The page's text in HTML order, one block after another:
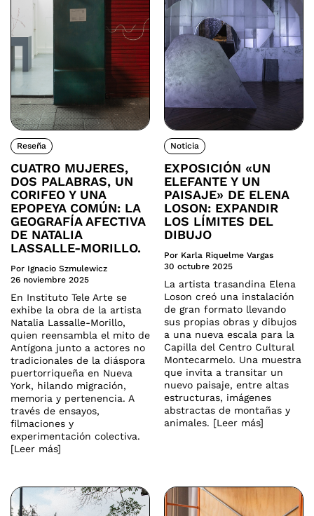
Reseña
CUATRO MUJERES,
DOS PALABRAS, UN
CORIFEO Y UNA
EPOPEYA COMÚN: LA
GEOGRAFÍA AFECTIVA
DE NATALIA
LASSALLE-MORILLO.
Por Ignacio Szmulewicz
26 noviembre 2025
En Instituto Tele Arte se
exhibe la obra de la artista
Natalia Lassalle-Morillo,
quien reensambla el mito de
Antígona junto a actores no
tradicionales de la diáspora
puertorriqueña en Nueva
York, hilando migración,
memoria y pertenencia. A
través de ensayos,
filmaciones y
experimentación colectiva.
[Leer más]
Noticia
EXPOSICIÓN «UN
ELEFANTE Y UN
PAISAJE» DE ELENA
LOSON: EXPANDIR
LOS LÍMITES DEL
DIBUJO
Por Karla Riquelme Vargas
30 octubre 2025
La artista trasandina Elena
Loson creó una instalación
de gran formato llevando
sus propias obras y dibujos
a una nueva escala para la
Capilla del Centro Cultural
Montecarmelo. Una muestra
que invita a transitar un
nuevo paisaje, entre altas
estructuras, imágenes
abstractas de montañas y
animales. [Leer más]